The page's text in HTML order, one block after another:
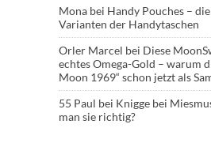
Mona bei Handy Pouches –
Varianten der Handytaschen
Orler Marcel bei Diese
echtes Omega-Gold – warum
Moon 1969“ schon jetzt als
55 Paul bei Knigge bei
man sie richtig?